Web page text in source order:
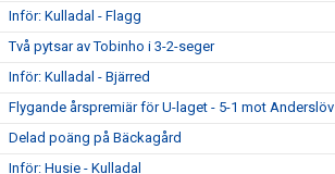
Inför: Kulladal - Flagg
Två pytsar av Tobinho i 3-2-seger
Inför: Kulladal - Bjärred
Flygande årspremiär för U-laget - 5-1 mot Anderslöv
Delad poäng på Bäckagård
Inför: Husie - Kulladal